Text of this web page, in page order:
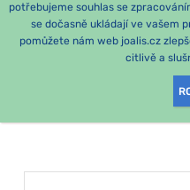
potřebujeme souhlas se
se dočasně ukládají ve vašem
pomůžete nám web joalis.cz
citlivě a
PRODUKTY
KATEGORIE: